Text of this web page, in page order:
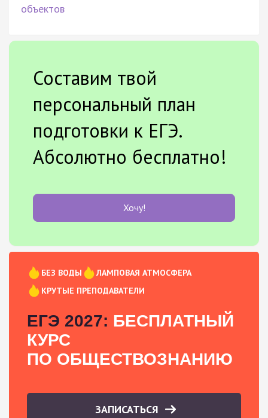
объектов
Составим твой
персональный план
подготовки к ЕГЭ.
Абсолютно бесплатно!
Хочу!
БЕЗ ВОДЫ
ЛАМПОВАЯ АТМОСФЕРА
КРУТЫЕ ПРЕПОДАВАТЕЛИ
ЕГЭ 2027: БЕСПЛАТНЫЙ
КУРС
ПО ОБЩЕСТВОЗНАНИЮ
ЗАПИСАТЬСЯ